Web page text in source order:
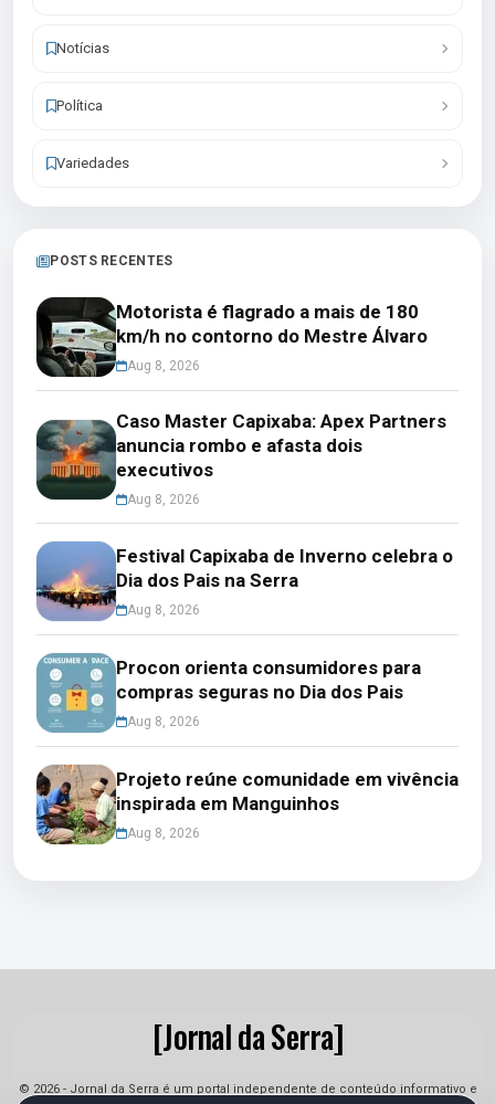
Notícias
Política
Variedades
POSTS RECENTES
Motorista é flagrado a mais de 180
km/h no contorno do Mestre Álvaro
Aug 8, 2026
Caso Master Capixaba: Apex Partners
anuncia rombo e afasta dois
executivos
Aug 8, 2026
Festival Capixaba de Inverno celebra o
Dia dos Pais na Serra
Aug 8, 2026
Procon orienta consumidores para
compras seguras no Dia dos Pais
Aug 8, 2026
Projeto reúne comunidade em vivência
inspirada em Manguinhos
Aug 8, 2026
[Jornal da Serra]
© 2026 - Jornal da Serra é um portal independente de conteúdo informativo e